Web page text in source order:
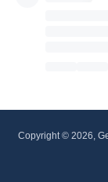
Copyright © 2026,